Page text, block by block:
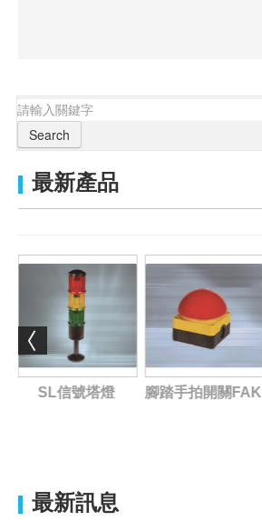
Search
最新產品
SL信號塔燈 腳踏手拍開關FAK
最新訊息